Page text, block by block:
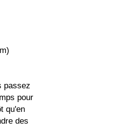
passez
pour
qu'en
des